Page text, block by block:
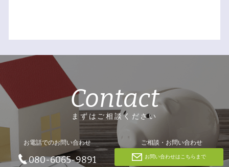
Contact
まずはご相談ください
お電話でのお問い合わせ
080-6065-9891
ご相談・お問い合わせ
お問い合わせはこちらまで